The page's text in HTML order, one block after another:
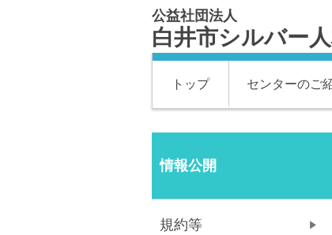
公益社団法人
白井市シルバー
トップ センターのご
情報公開
規約等